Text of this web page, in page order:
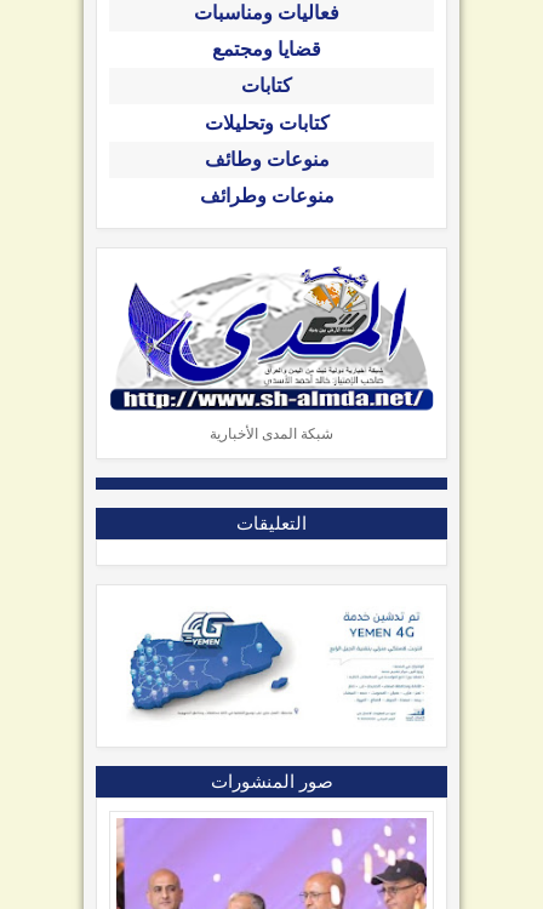
فعاليات ومناسبات
قضايا ومجتمع
كتابات
كتابات وتحليلات
منوعات وطائف
منوعات وطرائف
شبكة المدى الأخبارية
التعليقات
صور المنشورات